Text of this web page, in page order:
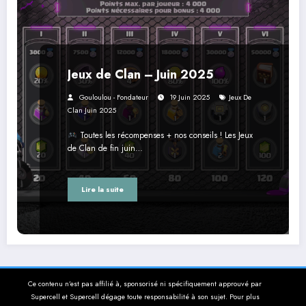
Jeux de Clan – Juin 2025
Gouloulou - Fondateur 19 Juin 2025
Jeux De
Clan Juin 2025
Toutes les récompenses + nos conseils ! Les Jeux
de Clan de fin juin…
Lire la suite
Ce contenu n’est pas affilié à, sponsorisé ni spécifiquement approuvé par
Supercell et Supercell dégage toute responsabilité à son sujet. Pour plus